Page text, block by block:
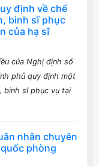
định về chế
binh sĩ phục
của hạ sĩ
của Nghị định số
phủ quy định một
binh sĩ phục vụ tại
nhân chuyên
phòng